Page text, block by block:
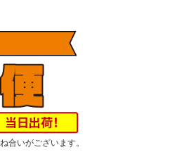
合いがございます。